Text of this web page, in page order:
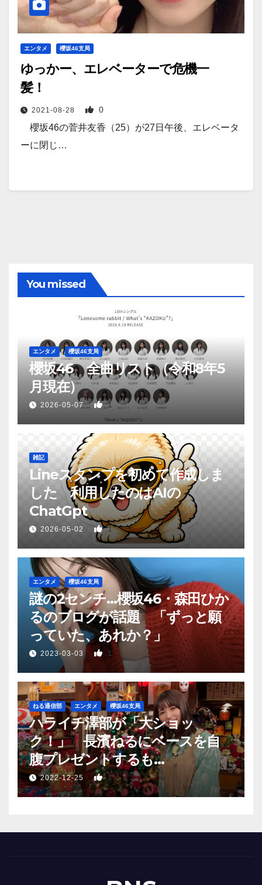
エンタメ 櫻坂46支局
ゆっかー、エレベーターで危機一
髪！
2021-08-28 0
櫻坂46の菅井友香（25）が27日午後、エレベータ
ーに閉じ…
You missed
エンタメ 櫻坂46支局
櫻坂46 全曲リスト（令和8年5
月現在）
2026-05-07 1
雑記
Lineスタンプを初めて作成しま
した 利用したのはAIの
ChatGpt
2026-05-02 1
エンタメ 櫻坂46支局
謎の2センチ…櫻坂46・森田ひか
るのブログが話題 「ずっと願
っていた、あれか？」
2023-03-03 1
ねる通信部 エンタメ 櫻坂46支局
ハライチ澤部が「大ショッ
ク！」 長濱ねるにベースを自
腹プレゼントするも…
2022-12-25 1